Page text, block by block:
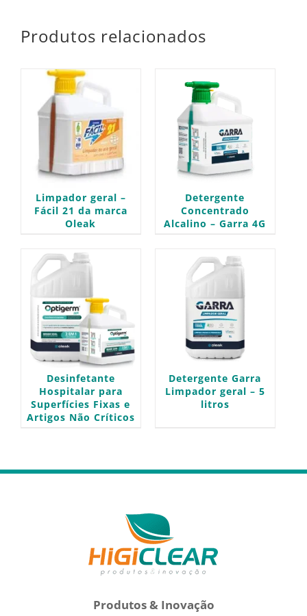
Produtos relacionados
Limpador geral –
Fácil 21 da marca
Oleak
Detergente
Concentrado
Alcalino – Garra 4G
Desinfetante
Hospitalar para
Superfícies Fixas e
Artigos Não Críticos
Detergente Garra
Limpador geral – 5
litros
Produtos & Inovação